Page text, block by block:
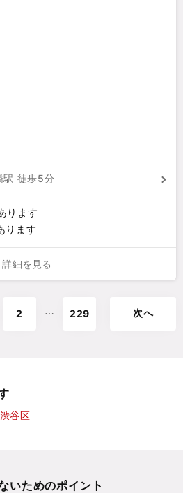
駅 徒歩5分
ります
ります
詳細を見る
2 ⋯ 229 次へ
渋谷区
いためのポイント